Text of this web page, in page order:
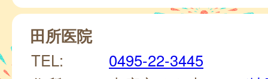
田所医院
TEL:
0495-22-3445